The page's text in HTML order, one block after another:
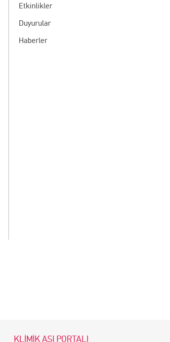
Etkinlikler
Duyurular
Haberler
KLİMİK AŞI PORTALI